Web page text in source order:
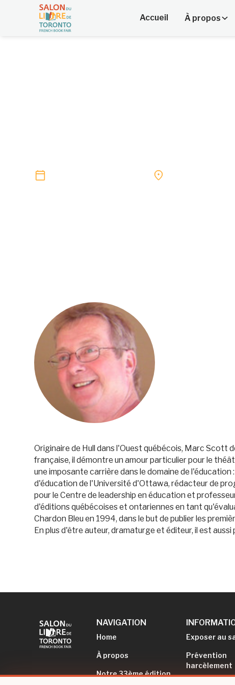
Accueil À propos
Originaire de Hull dans l'Ouest québécois, Marc Scott
française, il démontre un amour particulier pour le
une imposante carrière dans le domaine de
d'éducation de l'Université d'Ottawa, rédacteur de
pour le Centre de leadership en éducation et
d'éditions québécoises et ontariennes en tant
Chardon Bleu en 1994, dans le but de publier les
En plus d'être auteur, dramaturge et éditeur, il est
NAVIGATION
Home
À propos
Notre 33ème édition
Exposer au
Prévention
harcèlement